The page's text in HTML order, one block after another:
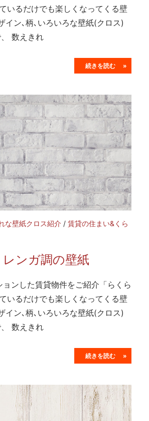
いるだけでも楽しくなってくる壁
イン､柄､いろいろな壁紙(クロス)
数えきれ
続きを読む »
な壁紙クロス紹介 / 賃貸の住まい&くら
ンガ調の壁紙
ンした賃貸物件をご紹介「らくら
いるだけでも楽しくなってくる壁
イン､柄､いろいろな壁紙(クロス)
数えきれ
続きを読む »